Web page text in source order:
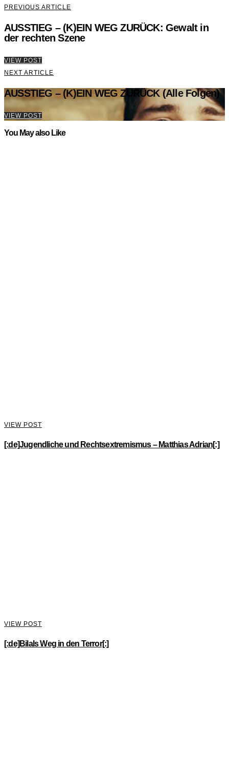
PREVIOUS ARTICLE
AUSSTIEG – (K)EIN WEG ZURÜCK: Gewalt in
der rechten Szene
VIEW POST
NEXT ARTICLE
AUSSTIEG – (K)EIN WEG ZURÜCK (Alle Folgen)
VIEW POST
You May also Like
VIEW POST
[:de]Jugendliche und Rechtsextremismus – Matthias Adrian[:]
VIEW POST
[:de]Bilals Weg in den Terror[:]